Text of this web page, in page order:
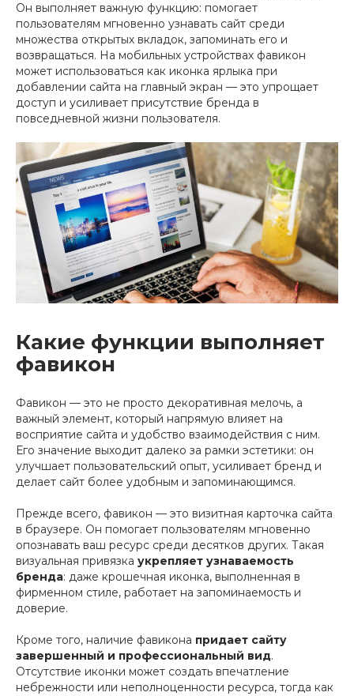
Он выполняет важную функцию: помогает
пользователям мгновенно узнавать сайт среди
множества открытых вкладок, запоминать его и
возвращаться. На мобильных устройствах фавикон
может использоваться как иконка ярлыка при
добавлении сайта на главный экран — это упрощает
доступ и усиливает присутствие бренда в
повседневной жизни пользователя.
Какие функции выполняет
фавикон
Фавикон — это не просто декоративная мелочь, а
важный элемент, который напрямую влияет на
восприятие сайта и удобство взаимодействия с ним.
Его значение выходит далеко за рамки эстетики: он
улучшает пользовательский опыт, усиливает бренд и
делает сайт более удобным и запоминающимся.
Прежде всего, фавикон — это визитная карточка сайта
в браузере. Он помогает пользователям мгновенно
опознавать ваш ресурс среди десятков других. Такая
визуальная привязка укрепляет узнаваемость
бренда: даже крошечная иконка, выполненная в
фирменном стиле, работает на запоминаемость и
доверие.
Кроме того, наличие фавикона придает сайту
завершенный и профессиональный вид.
Отсутствие иконки может создать впечатление
небрежности или неполноценности ресурса, тогда как